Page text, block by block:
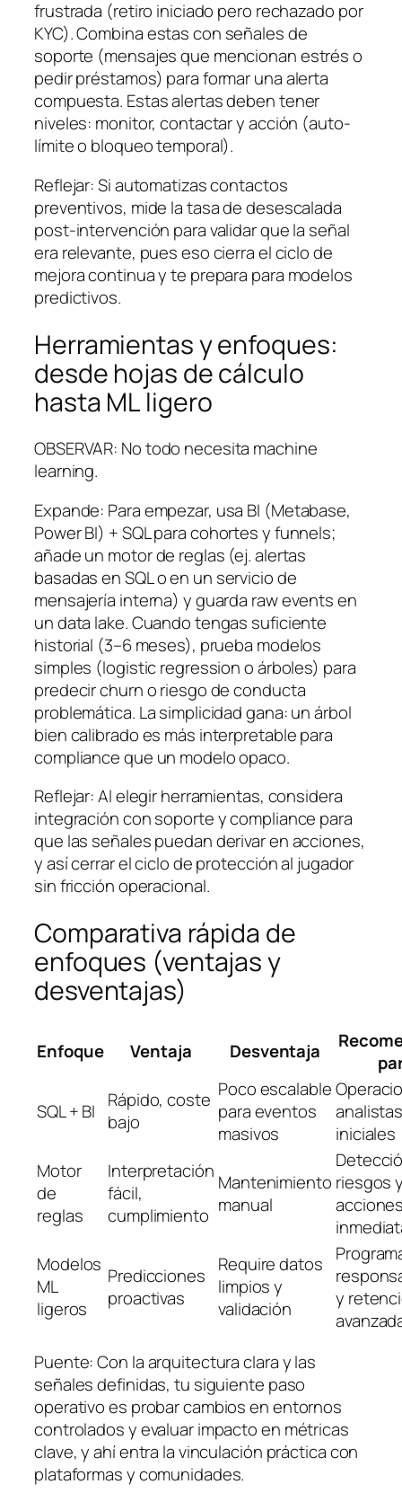
frustrada (retiro iniciado pero rechazado por
KYC). Combina estas con señales de
soporte (mensajes que mencionan estrés o
pedir préstamos) para formar una alerta
compuesta. Estas alertas deben tener
niveles: monitor, contactar y acción (auto-
límite o bloqueo temporal).
Reflejar: Si automatizas contactos
preventivos, mide la tasa de desescalada
post-intervención para validar que la señal
era relevante, pues eso cierra el ciclo de
mejora continua y te prepara para modelos
predictivos.
Herramientas y enfoques:
desde hojas de cálculo
hasta ML ligero
OBSERVAR: No todo necesita machine
learning.
Expande: Para empezar, usa BI (Metabase,
Power BI) + SQL para cohortes y funnels;
añade un motor de reglas (ej. alertas
basadas en SQL o en un servicio de
mensajería interna) y guarda raw events en
un data lake. Cuando tengas suficiente
historial (3–6 meses), prueba modelos
simples (logistic regression o árboles) para
predecir churn o riesgo de conducta
problemática. La simplicidad gana: un árbol
bien calibrado es más interpretable para
compliance que un modelo opaco.
Reflejar: Al elegir herramientas, considera
integración con soporte y compliance para
que las señales puedan derivar en acciones,
y así cerrar el ciclo de protección al jugador
sin fricción operacional.
Comparativa rápida de
enfoques (ventajas y
desventajas)
Enfoque Ventaja Desventaja
SQL + BI
Rápido, coste
bajo
Poco escalable
para eventos
masivos
iniciales
Motor
de
reglas
Interpretación
fácil,
cumplimiento
Mantenimiento
manual
riesgos
Modelos
ML
ligeros
Predicciones
proactivas
Require datos
limpios y
validación
y
Puente: Con la arquitectura clara y las
señales definidas, tu siguiente paso
operativo es probar cambios en entornos
controlados y evaluar impacto en métricas
clave, y ahí entra la vinculación práctica con
plataformas y comunidades.